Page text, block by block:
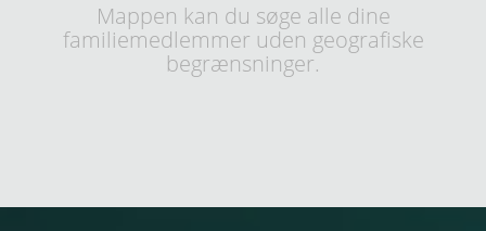
Mappen kan du søge alle dine
familiemedlemmer uden geografiske
begrænsninger.